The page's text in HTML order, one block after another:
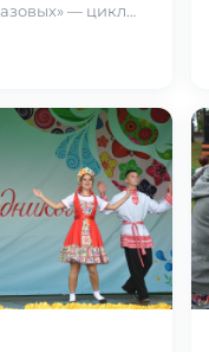
— цикл
в
романа Братья